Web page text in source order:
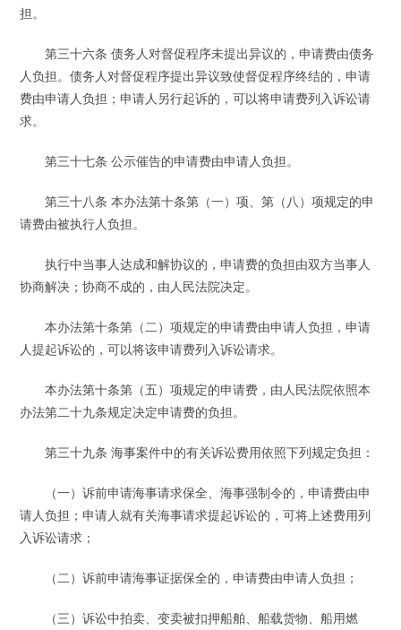
担。
第三十六条 债务人对督促程序未提出异议的，申请费由债务
人负担。债务人对督促程序提出异议致使督促程序终结的，申请
费由申请人负担；申请人另行起诉的，可以将申请费列入诉讼请
求。
第三十七条 公示催告的申请费由申请人负担。
第三十八条 本办法第十条第（一）项、第（八）项规定的申
请费由被执行人负担。
执行中当事人达成和解协议的，申请费的负担由双方当事人
协商解决；协商不成的，由人民法院决定。
本办法第十条第（二）项规定的申请费由申请人负担，申请
人提起诉讼的，可以将该申请费列入诉讼请求。
本办法第十条第（五）项规定的申请费，由人民法院依照本
办法第二十九条规定决定申请费的负担。
第三十九条 海事案件中的有关诉讼费用依照下列规定负担：
（一）诉前申请海事请求保全、海事强制令的，申请费由申
请人负担；申请人就有关海事请求提起诉讼的，可将上述费用列
入诉讼请求；
（二）诉前申请海事证据保全的，申请费由申请人负担；
（三）诉讼中拍卖、变卖被扣押船舶、船载货物、船用燃